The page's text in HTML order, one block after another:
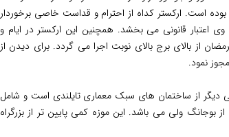
است. ارکستر کداه از احترام و قداست خاصی برخوردار
اعتبار قانونی می بخشد. همچنین این ارکستر در ایام و
از بالای برج بالای نوبت اجرا می گردد. برای دیدن از
نمود.
دیگر از ساختمان های سبک معماری تایلندی است و شامل
ولی می باشد. این موزه کمی پایین تر از بزرگراه